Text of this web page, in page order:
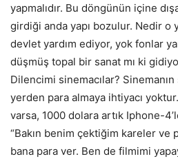
yapmalıdır. Bu döngünün içine
girdiği anda yapı bozulur. Nedir o
devlet yardım ediyor, yok fonlar
düşmüş topal bir sanat mı ki
Dilencimi sinemacılar?
yerden para almaya ihtiyacı
varsa, 1000 dolara artık Iphone-
“Bakın benim çektiğim kareler ve
bana para ver. Ben de filmimi